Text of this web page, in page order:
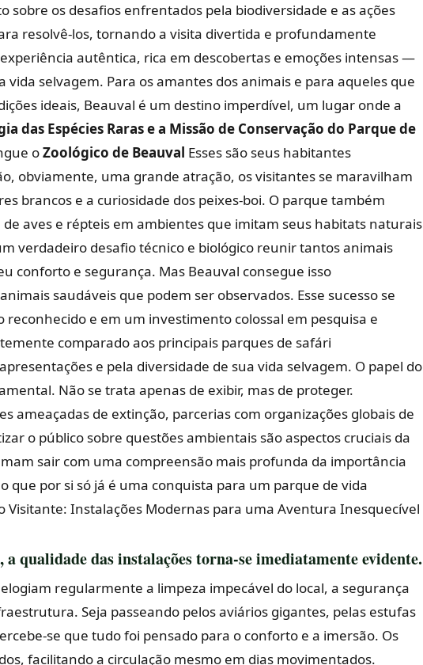
sobre os desafios enfrentados pela biodiversidade e as ações
resolvê-los, tornando a visita divertida e profundamente
autêntica, rica em descobertas e emoções intensas —
selvagem. Para os amantes dos animais e para aqueles que
ideais, Beauval é um destino imperdível, um lugar onde a
das Espécies Raras e a Missão de Conservação do Parque de
oZoológico de Beauval Esses são seus habitantes
obviamente, uma grande atração, os visitantes se maravilham
brancos e a curiosidade dos peixes-boi. O parque também
aves e répteis em ambientes que imitam seus habitats naturais
verdadeiro desafio técnico e biológico reunir tantos animais
conforto e segurança. Mas Beauval consegue isso
saudáveis ​​que podem ser observados. Esse sucesso se
e em um investimento colossal em pesquisa e
comparado aos principais parques de safári
e pela diversidade de sua vida selvagem. O papel do
Não se trata apenas de exibir, mas de proteger.
ameaçadas de extinção, parcerias com organizações globais de
o público sobre questões ambientais são aspectos cruciais da
sair com uma compreensão mais profunda da importância
que por si só já é uma conquista para um parque de vida
Visitante: Instalações Modernas para uma Aventura Inesquecível
qualidade das instalações torna-se imediatamente evidente.
regularmente a limpeza impecável do local, a segurança
Seja passeando pelos aviários gigantes, pelas estufas
se que tudo foi pensado para o conforto e a imersão. Os
facilitando a circulação mesmo em dias movimentados.